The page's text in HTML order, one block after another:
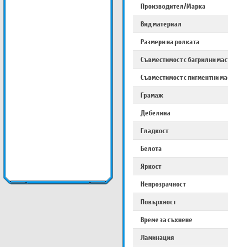
Производител/Марка
Вид материал
Размери на ролката
Съвместимост с багрилни
Съвместимост с пигментни
Грамаж
Дебелина
Гладкост
Белота
Яркост
Непрозрачност
Повърхност
Време за съхнене
Ламинация